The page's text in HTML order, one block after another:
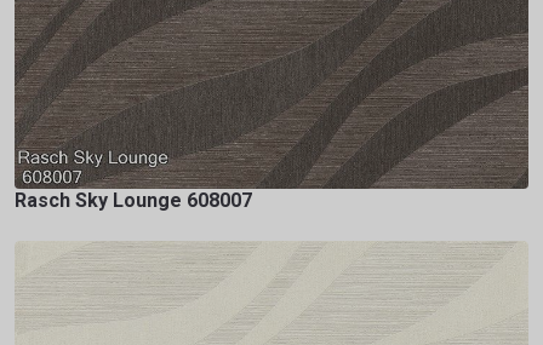
Rasch Sky Lounge 608007